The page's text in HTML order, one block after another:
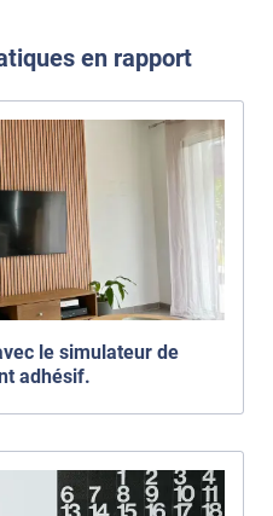
en rapport
le simulateur de
adhésif.